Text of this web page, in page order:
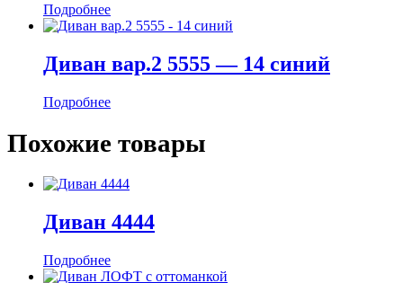
Подробнее
Диван вар.2 5555 — 14 синий
Подробнее
Похожие товары
Диван 4444
Подробнее